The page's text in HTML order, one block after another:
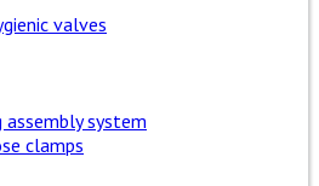
valves
system
clamps